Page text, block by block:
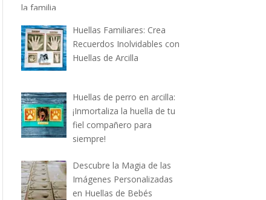
Huellas Familiares: Crea
Recuerdos Inolvidables con
Huellas de Arcilla
Huellas de perro en arcilla:
¡Inmortaliza la huella de tu
fiel compañero para
siempre!
Descubre la Magia de las
Imágenes Personalizadas
en Huellas de Bebés